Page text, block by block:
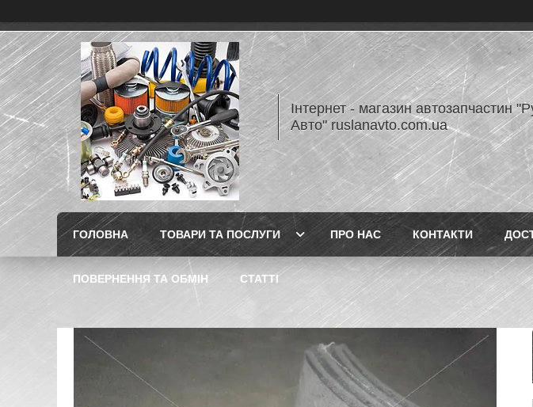
Інтернет - магазин автозапчастин
Авто" ruslanavto.com.ua
ГОЛОВНА ТОВАРИ ТА ПОСЛУГИ ПРО НАС КОНТАКТИ
ПОВЕРНЕННЯ ТА ОБМІН СТАТТІ